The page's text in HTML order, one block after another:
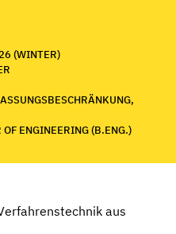
(WINTER)
OF ENGINEERING (B.ENG.)
aus